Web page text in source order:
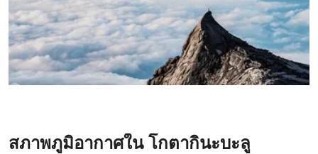
สภาพภูมิอากาศใน โกตากินะบะลู